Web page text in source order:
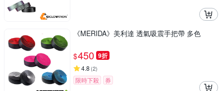
《MERIDA》美利達 透氣吸震手把帶 多色
$450 9折
4.8 (2)
限時下殺 券